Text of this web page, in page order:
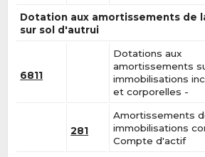
Dotation aux amortissements de
sur sol d'autrui
6811
Dotations aux
amortissements
immobilisations
et corporelles -
281
Amortissements
immobilisations
Compte d'actif